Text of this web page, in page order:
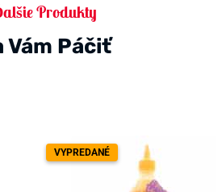
Produkty
Vám Páčiť
VYPREDANÉ